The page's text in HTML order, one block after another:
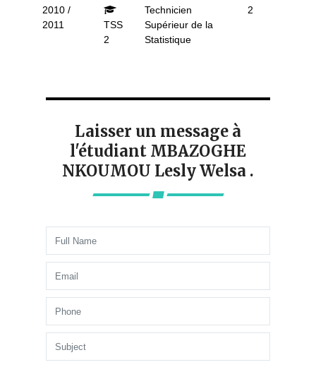
2010 /
2011
TSS
2
Technicien
Supérieur de la
Statistique
2
Laisser un message à
l'étudiant MBAZOGHE
NKOUMOU Lesly Welsa .